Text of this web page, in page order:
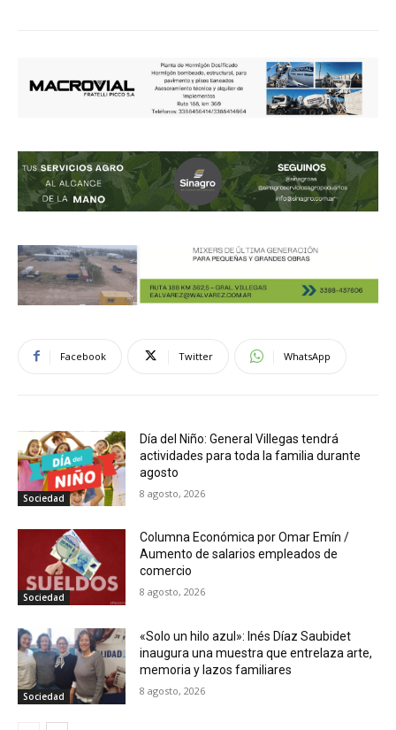
Facebook Twitter WhatsApp
Sociedad
Día del Niño: General Villegas tendrá
actividades para toda la familia durante
agosto
8 agosto, 2026
Sociedad
Columna Económica por Omar Emín /
Aumento de salarios empleados de
comercio
8 agosto, 2026
Sociedad
«Solo un hilo azul»: Inés Díaz Saubidet
inaugura una muestra que entrelaza arte,
memoria y lazos familiares
8 agosto, 2026